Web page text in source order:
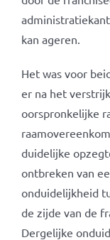
kan ageren.
Het was voor
er na het
oorspronkelijke
duidelijke
ontbreken van
onduidelijkheid
de zijde van de
Dergelijke